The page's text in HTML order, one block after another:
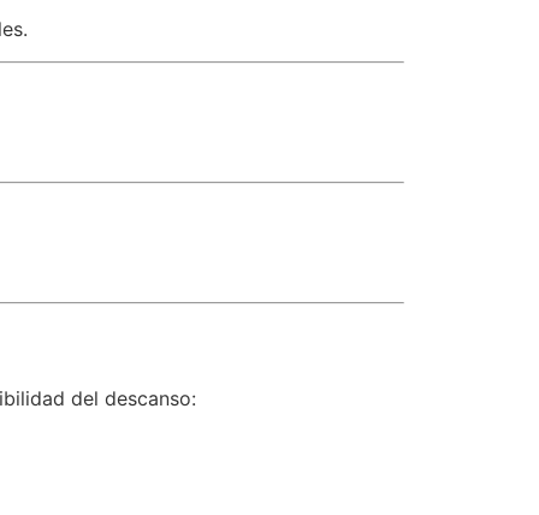
del descanso: